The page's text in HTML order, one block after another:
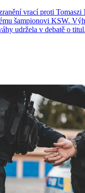
vrací proti Tomaszi
šampionovi KSW.
udržela v debatě o titul.